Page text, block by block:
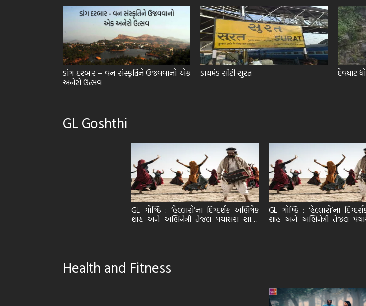
ડાંગ દરબાર – વન સંસ્કૃતિને ઉજવવાનો એક
અનેરો ઉત્સવ
ડાયમંડ સીટી સુરત દેવઘાટ
GL Goshthi
GL ગોષ્ઠિ : ‘હેલ્લારો’ના દિગ્દર્શક અભિષેક
શાહ અને અભિનેત્રી તેજલ પંચાસરા સાથે।
GL ગોષ્ઠિ : ‘હેલ્લારો’ના
શાહ અને અભિનેત્રી તેજલ
Health and Fitness